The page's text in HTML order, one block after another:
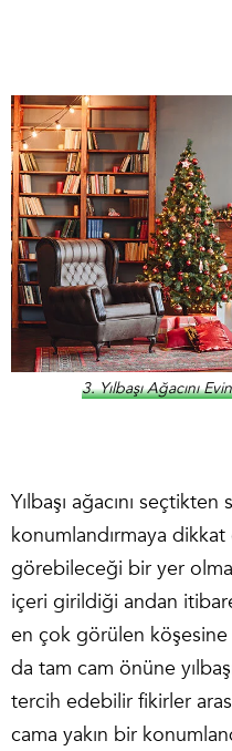
3. Yılbaşı Ağacını
Yılbaşı ağacını
konumlandırmaya
görebileceği bir yer
içeri girildiği andan
en çok görülen köşesine
da tam cam önüne
tercih edebilir fikirler
cama yakın bir